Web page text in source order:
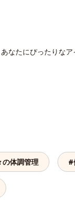
たにぴったりなア
体調管理 #